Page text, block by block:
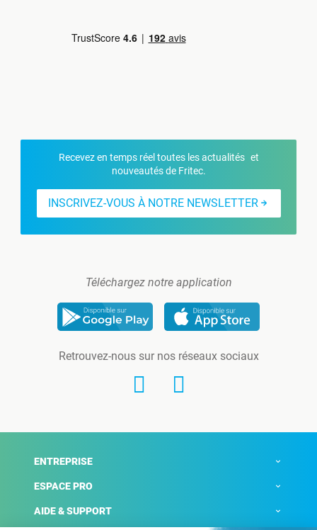
Recevez en temps réel toutes les actualités et
nouveautés de Fritec.
INSCRIVEZ-VOUS À NOTRE NEWSLETTER
Téléchargez notre application
Retrouvez-nous sur nos réseaux sociaux
ENTREPRISE
ESPACE PRO
AIDE & SUPPORT